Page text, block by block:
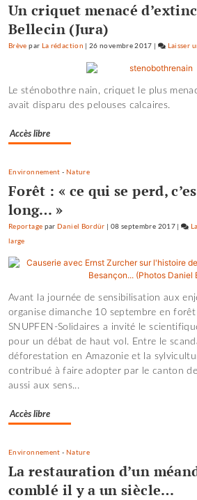
Un criquet menacé
Bellecin (Jura)
Brève par La rédaction |26 novembre 2017 | Laisser
Le sténobothre nain, criquet le plus
avait disparu des pelouses calcaires.
Accès libre
Environnement - Nature
Forêt : « ce qui se perd,
long… »
Reportage parDaniel Bordür | 08 septembre 2017|
large
Avant la journée de sensibilisation aux
organise dimanche 10 septembre en
SNUPFEN-Solidaires a invité le
pour un débat de haut vol. Entre le
déforestation en Amazonie et la
contribué à faire adopter par le canton
aussi aux sens...
Accès libre
Environnement - Nature
La restauration d’un
comblé il y a un siècle…